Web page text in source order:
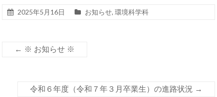
2025年5月16日 お知らせ,環境科学科
← ※ お知らせ ※
令和６年度（令和７年３月卒業生）の進路状況 →